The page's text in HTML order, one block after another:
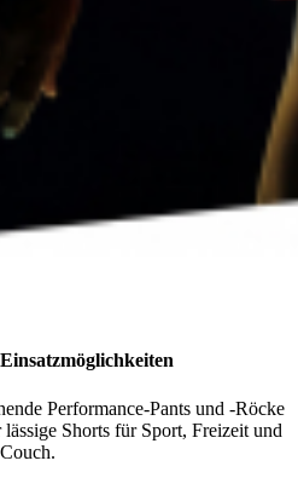
Performance-Pants und -Röcke
Shorts für Sport, Freizeit und
Couch.